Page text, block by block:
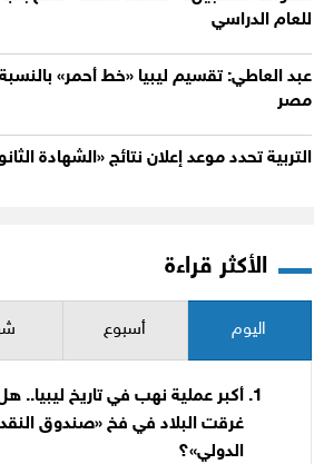
للعام الدراسي
عبد العاطي: تقسيم ليبيا «خط أحمر»
مصر
التربية تحدد موعد إعلان نتائج «الشهادة
الأكثر قراءة
اليوم أسبوع
أكبر عملية نهب في تاريخ ليبيا..
غرقت البلاد في فخ «صندوق النقد
الدولي»؟